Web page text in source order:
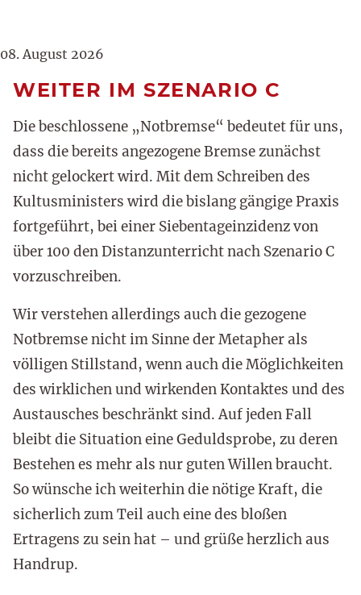
08. August 2026
WEITER IM SZENARIO C
Die beschlossene „Notbremse“ bedeutet für uns,
dass die bereits angezogene Bremse zunächst
nicht gelockert wird. Mit dem Schreiben des
Kultusministers wird die bislang gängige Praxis
fortgeführt, bei einer Siebentageinzidenz von
über 100 den Distanzunterricht nach Szenario C
vorzuschreiben.
Wir verstehen allerdings auch die gezogene
Notbremse nicht im Sinne der Metapher als
völligen Stillstand, wenn auch die Möglichkeiten
des wirklichen und wirkenden Kontaktes und des
Austausches beschränkt sind. Auf jeden Fall
bleibt die Situation eine Geduldsprobe, zu deren
Bestehen es mehr als nur guten Willen braucht.
So wünsche ich weiterhin die nötige Kraft, die
sicherlich zum Teil auch eine des bloßen
Ertragens zu sein hat – und grüße herzlich aus
Handrup.